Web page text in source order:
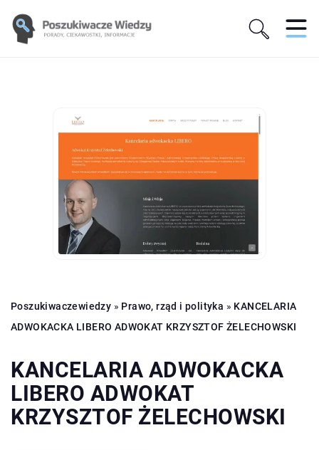
Poszukiwaczewiedzy » Prawo, rząd i polityka » KANCELARIA
ADWOKACKA LIBERO ADWOKAT KRZYSZTOF ŻELECHOWSKI
KANCELARIA ADWOKACKA
LIBERO ADWOKAT
KRZYSZTOF ŻELECHOWSKI